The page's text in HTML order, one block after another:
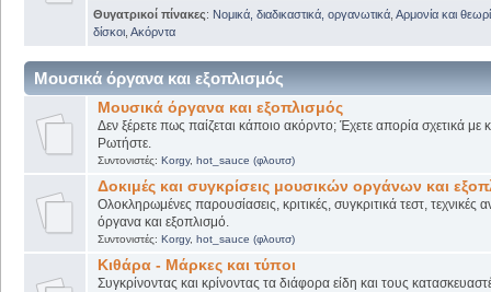
Θυγατρικοί πίνακες: Νομικά, διαδικαστικά, οργανωτικά Αρμονία και
δίσκοι Ακόρντα
Μουσικά όργανα και εξοπλισμός
Μουσικά όργανα και εξοπλισμός
Δεν ξέρετε πως παίζεται κάποιο ακόρντο; Έχετε απορία σχετικά
Ρωτήστε.
Συντονιστές: Korgy, hot_sauce (φλουτσ)
Δοκιμές και συγκρίσεις μουσικών οργάνων και
Ολοκληρωμένες παρουσίασεις, κριτικές, συγκριτικά τεστ, τεχνικές
όργανα και εξοπλισμό.
Συντονιστές: Korgy, hot_sauce (φλουτσ)
Κιθάρα - Μάρκες και τύποι
Συγκρίνοντας και κρίνοντας τα διάφορα είδη και τους